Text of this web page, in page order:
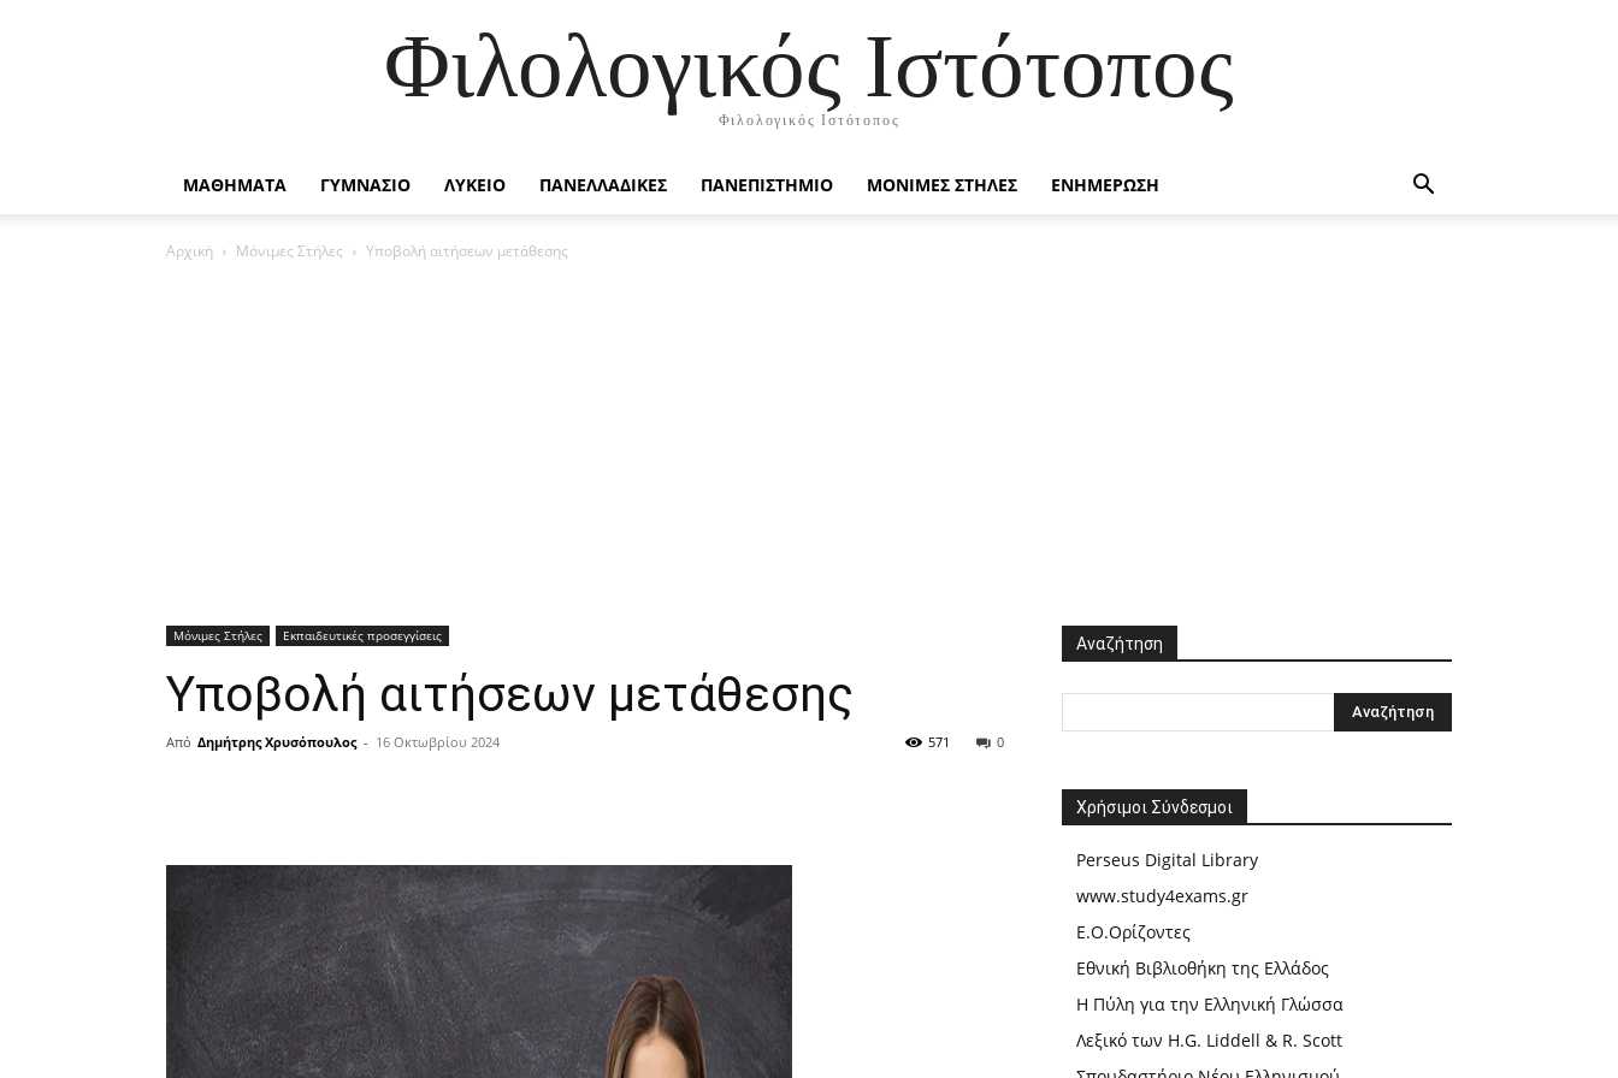
Φιλολογικός Ιστότοπος
Φιλολογικός Ιστότοπος
ΜΑΘΗΜΑΤΑ ΓΥΜΝΑΣΙΟ ΛΥΚΕΙΟ ΠΑΝΕΛΛΑΔΙΚΕΣ ΠΑΝΕΠΙΣΤΗΜΙΟ ΜΟΝΙΜΕΣ ΣΤΗΛΕΣ ΕΝΗΜΕΡΩΣΗ
Αρχική Μόνιμες Στήλες Υποβολή αιτήσεων μετάθεσης
Μόνιμες Στήλες Εκπαιδευτικές προσεγγίσεις
Υποβολή αιτήσεων μετάθεσης
Από Δημήτρης Χρυσόπουλος - 16 Οκτωβρίου 2024 0
571
Αναζήτηση
Χρήσιμοι Σύνδεσμοι
Perseus Digital Library
www.study4exams.gr
Ε.Ο.Ορίζοντες
Εθνική Βιβλιοθήκη της Ελλάδος
Η Πύλη για την Ελληνική Γλώσσα
Λεξικό των H.G. Liddell & R. Scott